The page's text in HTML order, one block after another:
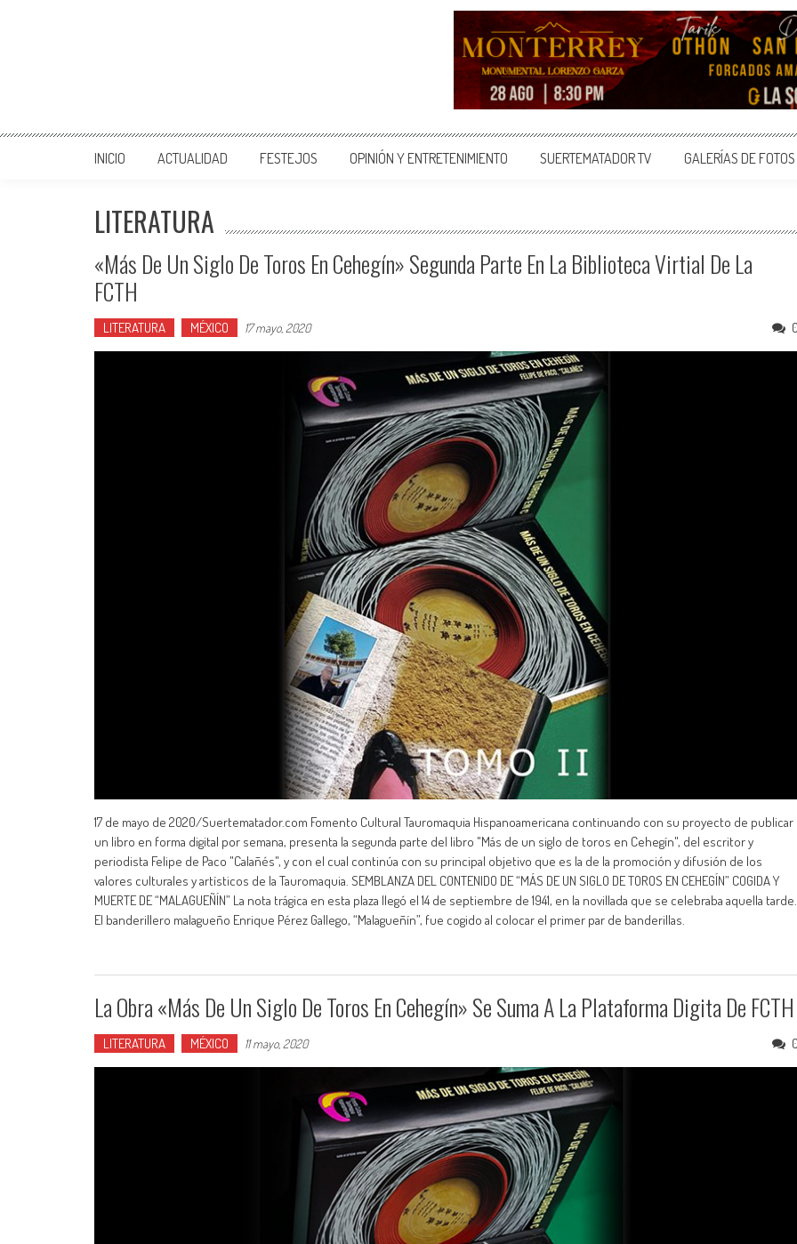
INICIO ACTUALIDAD FESTEJOS OPINIÓN Y ENTRETENIMIENTO SUERTEMATADOR TV GALERÍAS DE FOTOS
LITERATURA
«Más De Un Siglo De Toros En Cehegín» Segunda Parte En La Biblioteca Virtial De La
FCTH
LITERATURA MÉXICO 17 mayo, 2020
17 de mayo de 2020/Suertematador.com Fomento Cultural Tauromaquia Hispanoamericana continuando con su proyecto de publicar
un libro en forma digital por semana, presenta la segunda parte del libro "Más de un siglo de toros en Cehegín", del escritor y
periodista Felipe de Paco "Calañés", y con el cual continúa con su principal objetivo que es la de la promoción y difusión de los
valores culturales y artísticos de la Tauromaquia. SEMBLANZA DEL CONTENIDO DE “MÁS DE UN SIGLO DE TOROS EN CEHEGÍN” COGIDA Y
MUERTE DE “MALAGUEÑÍN” La nota trágica en esta plaza llegó el 14 de septiembre de 1941, en la novillada que se celebraba aquella tarde.
El banderillero malagueño Enrique Pérez Gallego, “Malagueñín”, fue cogido al colocar el primer par de banderillas.
La Obra «Más De Un Siglo De Toros En Cehegín» Se Suma A La Plataforma Digita De FCTH
LITERATURA MÉXICO 11 mayo, 2020